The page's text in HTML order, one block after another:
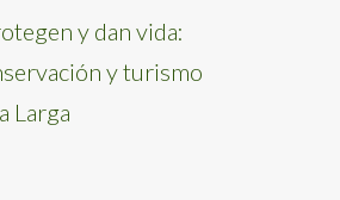
y dan vida:
y turismo
Larga